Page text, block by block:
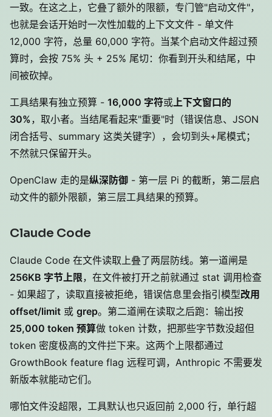
一致。在这之上，它叠了额外的限额，专门管"启动文件"，
也就是会话开始时一次性加载的上下文文件 - 单文件
12,000 字符，总量 60,000 字符。当某个启动文件超过预
算时，会按 75% 头 + 25% 尾切：你看到开头和结尾，中
间被砍掉。
工具结果有独立预算 - 16,000 字符或 上下文窗口的
30%，取小者。当结尾看起来"重要"时（错误信息、JSON
闭合括号、summary 这类关键字），会切到头+尾模式；
不然就只保留开头。
OpenClaw 走的是纵深防御 - 第一层 Pi 的截断，第二层启
动文件的额外限额，第三层工具结果的预算。
Claude Code
Claude Code 在文件读取上叠了两层防线。第一道闸是
256KB 字节上限，在文件被打开之前就通过 stat 调用检查
- 如果超了，读取直接被拒绝，错误信息里会指引模型改用
offset/limit 或 grep。第二道闸在读取之后跑：输出按
25,000 token 预算做 token 计数，把那些字节数没超但
token 密度极高的文件拦下来。这两个上限都通过
GrowthBook feature flag 远程可调，Anthropic 不需要发
新版本就能动它们。
哪怕文件没超限，工具默认也只返回前 2,000 行，单行超